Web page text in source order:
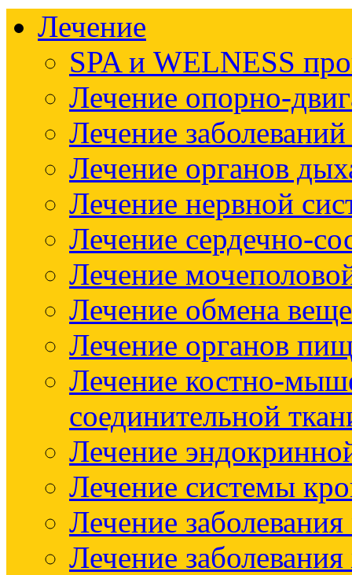
Лечение
SPA и WELNESS
Лечение опорно-
Лечение
Лечение органов
Лечение нервной
Лечение сердечно-
Лечение
Лечение обмена
Лечение органов
Лечение костно-
соединительной
Лечение
Лечение системы
Лечение
Лечение